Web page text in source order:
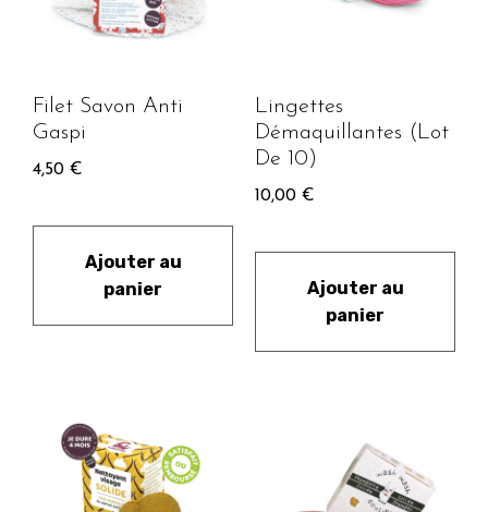
Filet Savon Anti
Gaspi
4,50 €
Ajouter au
panier
Lingettes
Démaquillantes (Lot
De 10)
10,00 €
Ajouter au
panier